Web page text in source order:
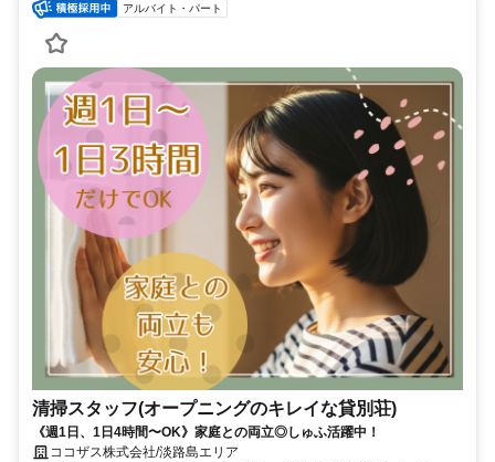
アルバイト・パート
清掃スタッフ(オープニングのキレイな貸別荘)
《週1日、1日4時間〜OK》家庭との両立◎しゅふ活躍中！
ココザス株式会社/淡路島エリア